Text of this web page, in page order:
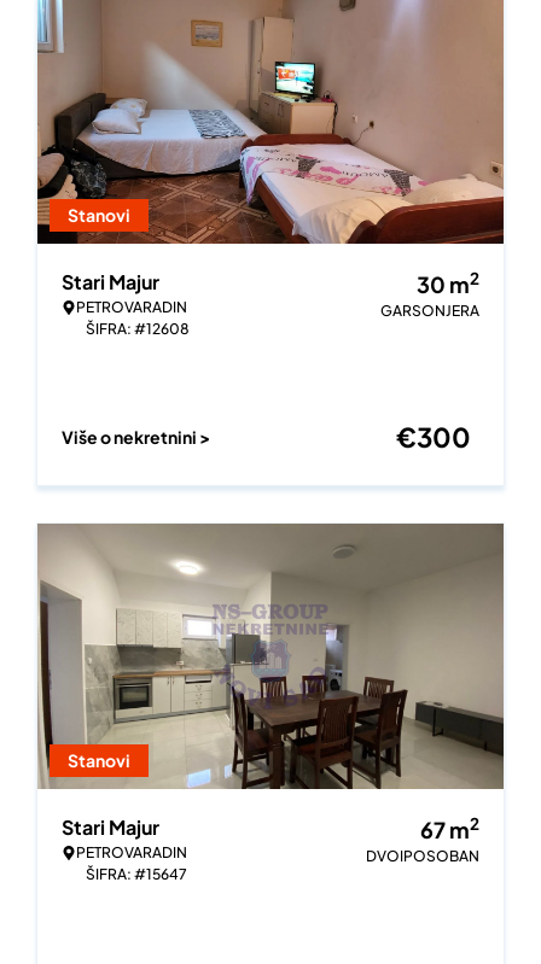
Stanovi
Stari Majur
PETROVARADIN
ŠIFRA: #12608
30 m2
GARSONJERA
Više o nekretnini > €300
Stanovi
Stari Majur
PETROVARADIN
ŠIFRA: #15647
67m2
DVOIPOSOBAN